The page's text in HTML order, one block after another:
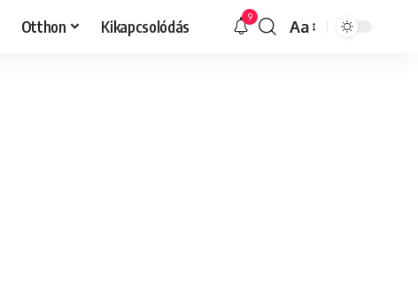
Otthon Kikapcsolódás 9
Font
Aa